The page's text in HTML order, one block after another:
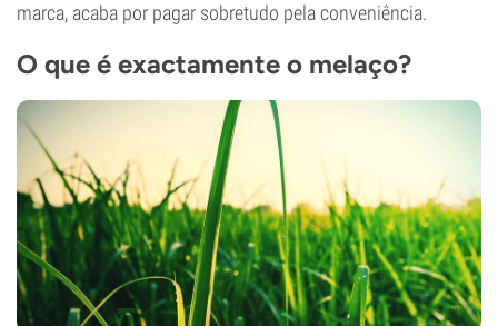
marca, acaba por pagar sobretudo pela conveniência.
O que é exactamente o melaço?